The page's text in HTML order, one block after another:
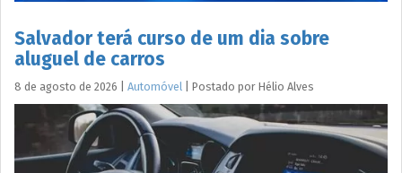
Salvador terá curso de um dia sobre
aluguel de carros
8 de agosto de 2026 Automóvel Postado por Hélio Alves